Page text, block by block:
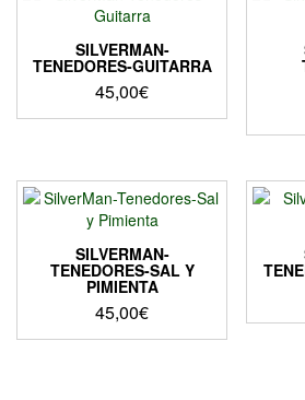
SILVERMAN-
TENEDORES-GUITARRA
45,00€
SILVERMAN-
TENEDORES-SAL Y
PIMIENTA
45,00€